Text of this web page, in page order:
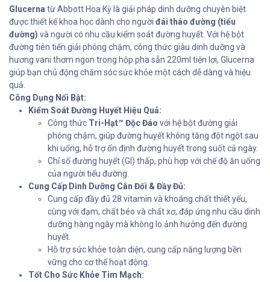
Glucerna từ Abbott Hoa Kỳ là giải pháp dinh dưỡng chuyên biệt
được thiết kế khoa học dành cho người đái tháo đường (tiểu
đường) và người có nhu cầu kiểm soát đường huyết. Với hệ bột
đường tiên tiến giải phóng chậm, công thức giàu dinh dưỡng và
hương vani thơm ngon trong hộp pha sẵn 220ml tiện lợi, Glucerna
giúp bạn chủ động chăm sóc sức khỏe một cách dễ dàng và hiệu
quả.
Công Dụng Nổi Bật:
Kiểm Soát Đường Huyết Hiệu Quả:
Công thức Tri-Hạt™ Độc Đáo với hệ bột đường giải
phóng chậm, giúp đường huyết không tăng đột ngột sau
khi uống, hỗ trợ ổn định đường huyết trong suốt cả ngày.
Chỉ số đường huyết (GI) thấp, phù hợp với chế độ ăn uống
của người tiểu đường.
Cung Cấp Dinh Dưỡng Cân Đối & Đầy Đủ:
Cung cấp đầy đủ 28 vitamin và khoáng chất thiết yếu,
cùng với đạm, chất béo và chất xơ, đáp ứng nhu cầu dinh
dưỡng hàng ngày mà không lo ảnh hưởng đến đường
huyết.
Hỗ trợ sức khỏe toàn diện, cung cấp năng lượng bền
vững cho cơ thể hoạt động.
Tốt Cho Sức Khỏe Tim Mạch: